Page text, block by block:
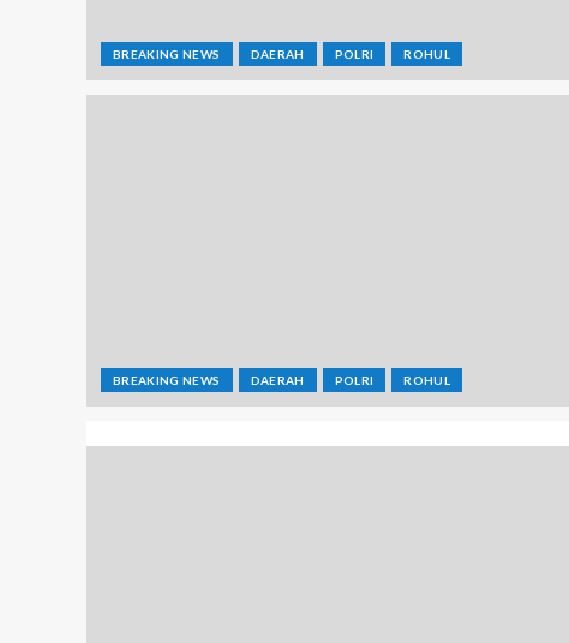
BREAKING NEWS DAERAH POLRI ROHUL
BREAKING NEWS DAERAH POLRI ROHUL